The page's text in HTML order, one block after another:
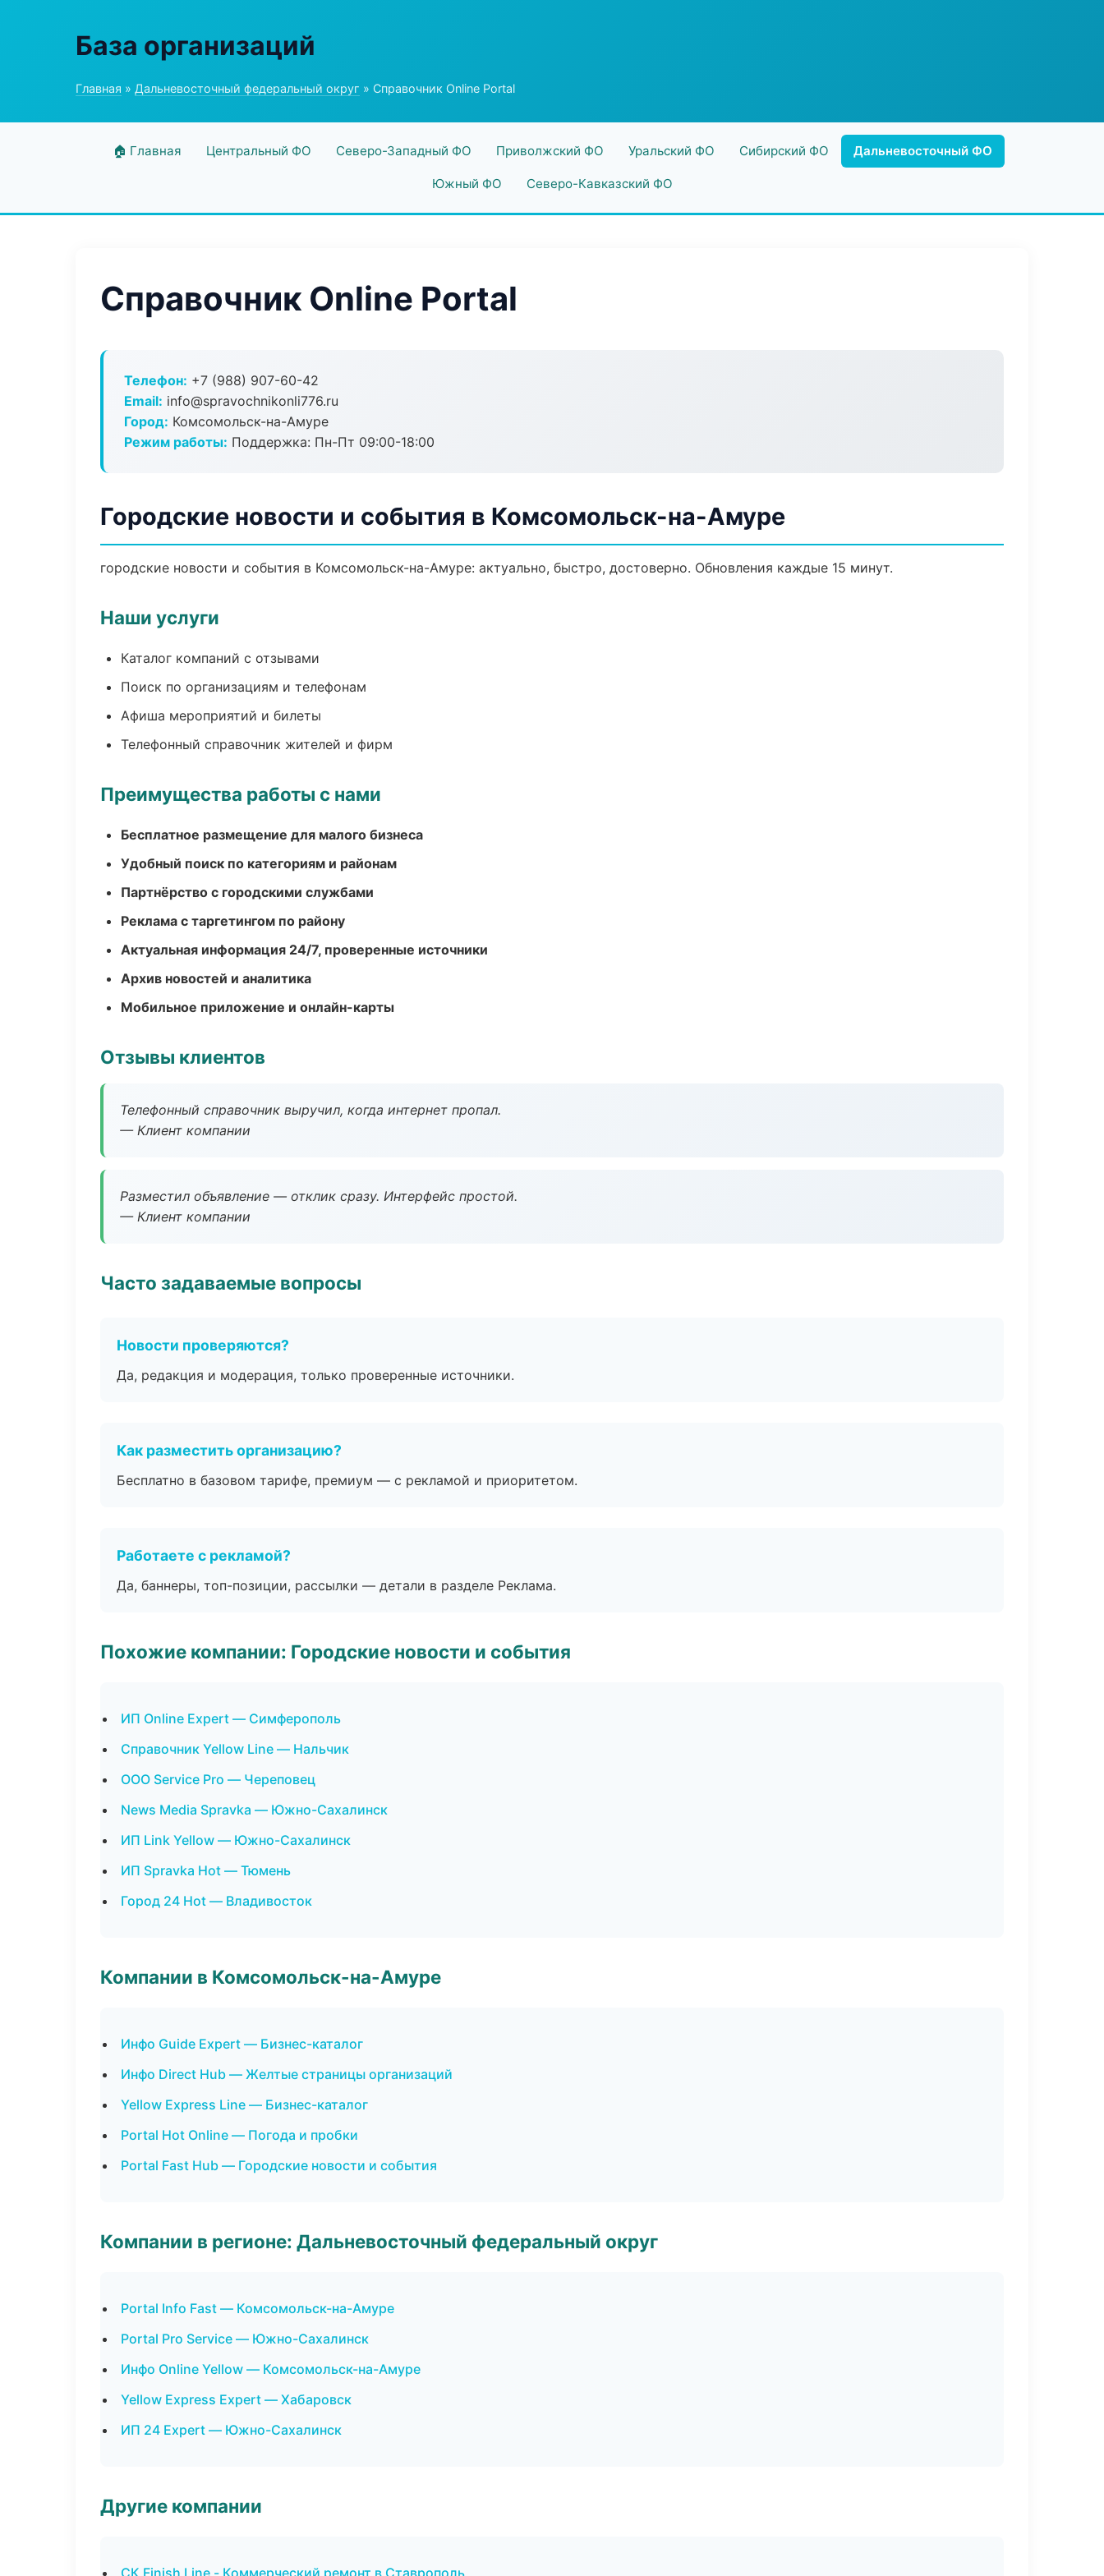
База организаций
Главная » Дальневосточный федеральный округ » Справочник Online Portal
🏠 Главная Центральный ФО Северо-Западный ФО Приволжский ФО Уральский ФО Сибирский ФО Дальневосточный ФО
Южный ФО Северо-Кавказский ФО
Справочник Online Portal
Телефон: +7 (988) 907-60-42
Email: info@spravochnikonli776.ru
Город: Комсомольск-на-Амуре
Режим работы: Поддержка: Пн-Пт 09:00-18:00
Городские новости и события в Комсомольск-на-Амуре
городские новости и события в Комсомольск-на-Амуре: актуально, быстро, достоверно. Обновления каждые 15 минут.
Наши услуги
Каталог компаний с отзывами
Поиск по организациям и телефонам
Афиша мероприятий и билеты
Телефонный справочник жителей и фирм
Преимущества работы с нами
Бесплатное размещение для малого бизнеса
Удобный поиск по категориям и районам
Партнёрство с городскими службами
Реклама с таргетингом по району
Актуальная информация 24/7, проверенные источники
Архив новостей и аналитика
Мобильное приложение и онлайн-карты
Отзывы клиентов
Телефонный справочник выручил, когда интернет пропал.
— Клиент компании
Разместил объявление — отклик сразу. Интерфейс простой.
— Клиент компании
Часто задаваемые вопросы
Новости проверяются?
Да, редакция и модерация, только проверенные источники.
Как разместить организацию?
Бесплатно в базовом тарифе, премиум — с рекламой и приоритетом.
Работаете с рекламой?
Да, баннеры, топ-позиции, рассылки — детали в разделе Реклама.
Похожие компании: Городские новости и события
ИП Online Expert — Симферополь
Справочник Yellow Line — Нальчик
ООО Service Pro — Череповец
News Media Spravka — Южно-Сахалинск
ИП Link Yellow — Южно-Сахалинск
ИП Spravka Hot — Тюмень
Город 24 Hot — Владивосток
Компании в Комсомольск-на-Амуре
Инфо Guide Expert — Бизнес-каталог
Инфо Direct Hub — Желтые страницы организаций
Yellow Express Line — Бизнес-каталог
Portal Hot Online — Погода и пробки
Portal Fast Hub — Городские новости и события
Компании в регионе: Дальневосточный федеральный округ
Portal Info Fast — Комсомольск-на-Амуре
Portal Pro Service — Южно-Сахалинск
Инфо Online Yellow — Комсомольск-на-Амуре
Yellow Express Expert — Хабаровск
ИП 24 Expert — Южно-Сахалинск
Другие компании
СК Finish Line - Коммерческий ремонт в Ставрополь